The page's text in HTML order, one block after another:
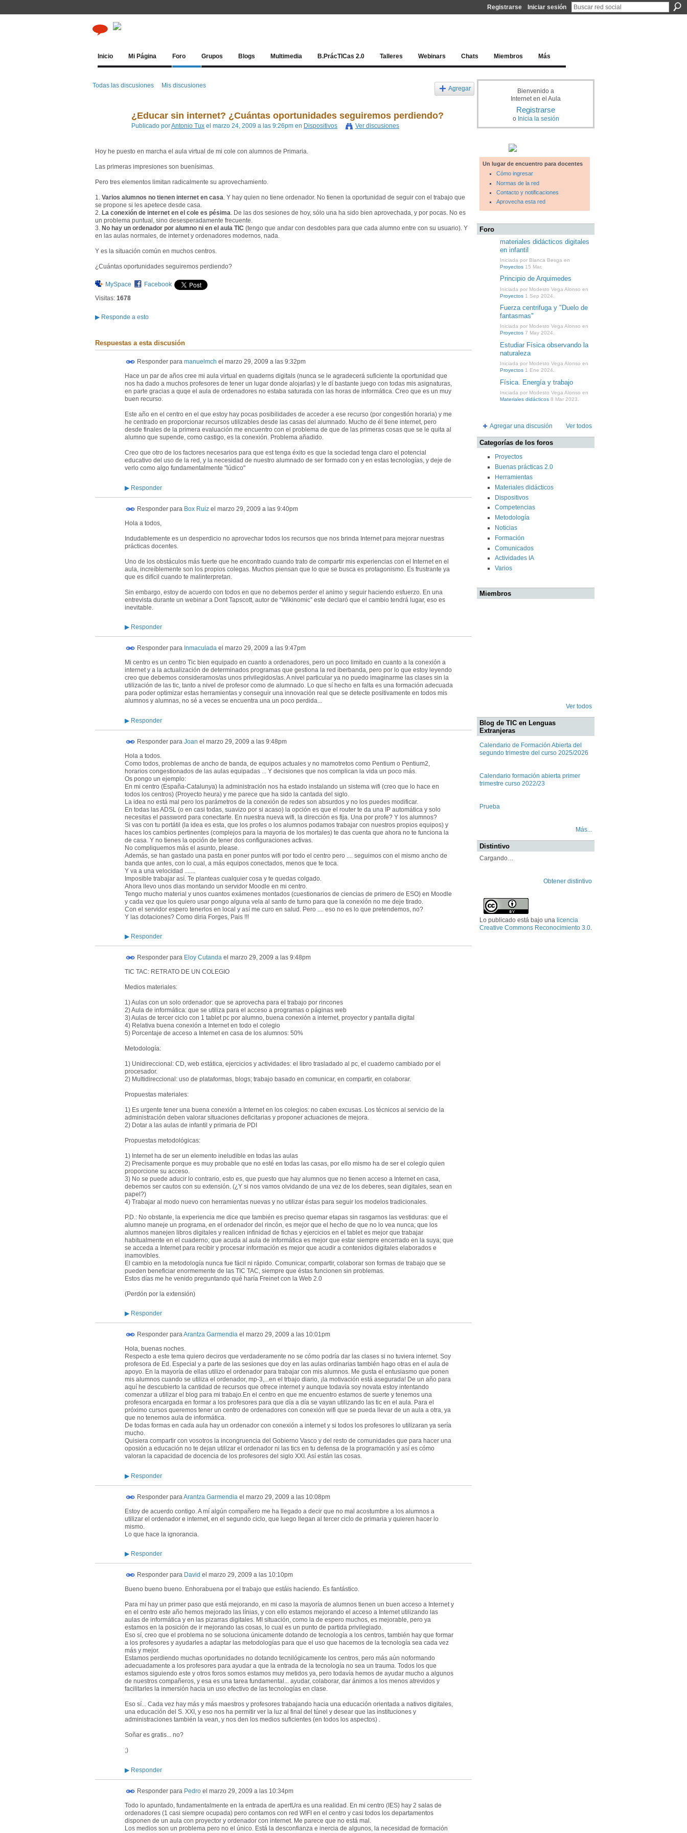
Registrarse Iniciar sesión
Inicio Mi Página Foro Grupos Blogs Multimedia B.PrácTICas 2.0 Talleres Webinars Chats Miembros Más
Todas las discusiones Mis discusiones Agregar
¿Educar sin internet? ¿Cuántas oportunidades seguiremos perdiendo?
Publicado porAntonio Tux el marzo 24, 2009 a las 9:26pm en Dispositivos Ver discusiones
Hoy he puesto en marcha el aula virtual de mi cole con alumnos de Primaria.
Las primeras impresiones son buenísimas.
Pero tres elementos limitan radicalmente su aprovechamiento.
1. Varios alumnos no tienen internet en casa. Y hay quien no tiene ordenador. No tienen la oportunidad de seguir con el trabajo que
se propone si les apetece desde casa.
2. La conexión de internet en el cole es pésima. De las dos sesiones de hoy, sólo una ha sido bien aprovechada, y por pocas. No es
un problema puntual, sino desesperadamente frecuente.
3. No hay un ordenador por alumno ni en el aula TIC (tengo que andar con desdobles para que cada alumno entre con su usuario). Y
en las aulas normales, de internet y ordenadores modernos, nada.
Y es la situación común en muchos centros.
¿Cuántas oportunidades seguiremos perdiendo?
MySpace
Facebook
Visitas: 1678
▶ Responde a esto
Respuestas a esta discusión
Responder para manuelmch el marzo 29, 2009 a las 9:32pm
Hace un par de años cree mi aula virtual en quaderns digitals (nunca se le agradecerá suficiente la oportunidad que
nos ha dado a muchos profesores de tener un lugar donde alojarlas) y le dí bastante juego con todas mis asignaturas,
en parte gracias a quqe el aula de ordenadores no estaba saturada con las horas de informática. Creo que es un muy
buen recurso.
Este año en el centro en el que estoy hay pocas posibilidades de acceder a ese recurso (por congestión horaria) y me
he centrado en proporcionar recursos utilizables desde las casas del alumnado. Mucho de él tiene internet, pero
desde finales de la primera evaluación me encuentro con el problema de que de las primeras cosas que se le quita al
alumno que supende, como castigo, es la conexión. Problema añadido.
Creo que otro de los factores necesarios para que est tenga éxito es que la sociedad tenga claro el potencial
educativo del uso de la red, y la necesidad de nuestro alumnado de ser formado con y en estas tecnologías, y deje de
verlo como algo fundamentalmente "lúdico"
▶ Responder
Responder para Box Ruiz el marzo 29, 2009 a las 9:40pm
Hola a todos,
Indudablemente es un desperdicio no aprovechar todos los recursos que nos brinda Internet para mejorar nuestras
prácticas docentes.
Uno de los obstáculos más fuerte que he encontrado cuando trato de compartir mis experiencias con el Internet en el
aula, increíblemente son los propios colegas. Muchos piensan que lo que se busca es protagonismo. Es frustrante ya
que es difícil cuando te malinterpretan.
Sin embargo, estoy de acuerdo con todos en que no debemos perder el animo y seguir haciendo esfuerzo. En una
entrevista durante un webinar a Dont Tapscott, autor de “Wikinomic” este declaró que el cambio tendrá lugar, eso es
inevitable.
▶ Responder
Responder para Inmaculada el marzo 29, 2009 a las 9:47pm
Mi centro es un centro Tic bien equipado en cuanto a ordenadores, pero un poco limitado en cuanto a la conexión a
internet y a la actualización de determinados programas que gestiona la red iberbanda, pero por lo que estoy leyendo
creo que debemos considerarnos/as unos privilegidos/as. A nivel particular ya no puedo imaginarme las clases sin la
utilización de las tic, tanto a nivel de profesor como de alumnado. Lo que sí hecho en falta es una formación adecuada
para poder optimizar estas herramientas y conseguir una innovación real que se detecte positivamente en todos mis
alumnos y alumnas, no sé a veces se encuentra una un poco perdida...
▶ Responder
Responder para Joan el marzo 29, 2009 a las 9:48pm
Hola a todos.
Como todos, problemas de ancho de banda, de equipos actuales y no mamotretos como Pentium o Pentium2,
horarios congestionados de las aulas equipadas ... Y decisiones que nos complican la vida un poco más.
Os pongo un ejemplo:
En mi centro (España-Catalunya) la administración nos ha estado instalando un sistema wifi (creo que lo hace en
todos los centros) (Proyecto heura) y me parece que ha sido la cantada del siglo.
La idea no está mal pero los parámetros de la conexión de redes son absurdos y no los puedes modificar.
En todas las ADSL (o en casi todas, suavizo por si acaso) la opción es que el router te da una IP automática y solo
necesitas el password para conectarte. En nuestra nueva wifi, la dirección es fija. Una por profe? Y los alumnos?
Si vas con tu portátil (la idea es esta, que los profes o los alumnos podamos trabajar con nuestros propios equipos) y
haces los cambios pertinentes (complejos para la mayoria de los mortales) te das cuenta que ahora no te funciona la
de casa. Y no tienes la opción de tener dos configuraciones activas.
No compliquemos más el asunto, please.
Además, se han gastado una pasta en poner puntos wifi por todo el centro pero .... seguimos con el mismo ancho de
banda que antes, con lo cual, a más equipos conectados, menos que te toca.
Y va a una velocidad .......
Imposible trabajar así. Te planteas cualquier cosa y te quedas colgado.
Ahora llevo unos dias montando un servidor Moodle en mi centro.
Tengo mucho material y unos cuantos exámenes montados (cuestionarios de ciencias de primero de ESO) en Moodle
y cada vez que los quiero usar pongo alguna vela al santo de turno para que la conexión no me deje tirado.
Con el servidor espero tenerlos en local y así me curo en salud. Pero .... eso no es lo que pretendemos, no?
Y las dotaciones? Como diria Forges, Pais !!!
▶ Responder
Responder para Eloy Cutanda el marzo 29, 2009 a las 9:48pm
TIC TAC: RETRATO DE UN COLEGIO
Medios materiales:
1) Aulas con un solo ordenador: que se aprovecha para el trabajo por rincones
2) Aula de informática: que se utiliza para el acceso a programas o páginas web
3) Aulas de tercer ciclo con 1 tablet pc por alumno, buena conexión a internet, proyector y pantalla digital
4) Relativa buena conexión a Internet en todo el colegio
5) Porcentaje de acceso a Internet en casa de los alumnos: 50%
Metodología:
1) Unidireccional: CD, web estática, ejercicios y actividades: el libro trasladado al pc, el cuaderno cambiado por el
procesador.
2) Multidireccional: uso de plataformas, blogs; trabajo basado en comunicar, en compartir, en colaborar.
Propuestas materiales:
1) Es urgente tener una buena conexión a Internet en los colegios: no caben excusas. Los técnicos al servicio de la
administración deben valorar situaciones deficitarias y proponer actuaciones de mejora.
2) Dotar a las aulas de infantil y primaria de PDI
Propuestas metodológicas:
1) Internet ha de ser un elemento ineludible en todas las aulas
2) Precisamente porque es muy probable que no esté en todas las casas, por ello mismo ha de ser el colegio quien
proporcione su acceso.
3) No se puede aducir lo contrario, esto es, que puesto que hay alumnos que no tienen acceso a Internet en casa,
debemos ser cautos con su extensión. (¿Y si nos vamos olvidando de una vez de los deberes, sean digitales, sean en
papel?)
4) Trabajar al modo nuevo con herramientas nuevas y no utilizar éstas para seguir los modelos tradicionales.
P.D.: No obstante, la experiencia me dice que también es preciso quemar etapas sin rasgarnos las vestiduras: que el
alumno maneje un programa, en el ordenador del rincón, es mejor que el hecho de que no lo vea nunca; que los
alumnos manejen libros digitales y realicen infinidad de fichas y ejercicios en el tablet es mejor que trabajar
habitualmente en el cuaderno; que acuda al aula de informática es mejor que estar siempre encerrado en la suya; que
se acceda a Internet para recibir y procesar información es mejor que acudir a contenidos digitales elaborados e
inamovibles.
El cambio en la metodología nunca fue fácil ni rápido. Comunicar, compartir, colaborar son formas de trabajo que se
pueden beneficiar enormemente de las TIC TAC, siempre que éstas funcionen sin problemas.
Estos días me he venido preguntando qué haría Freinet con la Web 2.0
(Perdón por la extensión)
▶ Responder
Responder paraArantza Garmendia el marzo 29, 2009 a las 10:01pm
Hola, buenas noches.
Respecto a este tema quiero deciros que verdaderamente no se cómo podría dar las clases si no tuviera internet. Soy
profesora de Ed. Especial y a parte de las sesiones que doy en las aulas ordinarias también hago otras en el aula de
apoyo. En la mayoría de ellas utilizo el ordenador para trabajar con mis alumnos. Me gusta el entusiasmo que ponen
mis alumnos cuando se utiliza el ordenador, mp-3,...en el trbajo diario, ¡la motivación está asegurada! De un año para
aquí he descubierto la cantidad de recursos que ofrece internet y aunque todavía soy novata estoy intentando
comenzar a utilizar el blog para mi trabajo.En el centro en que me encuentro estamos de suerte y tenemos una
profesora encargada en formar a los profesores para que día a día se vayan utilizando las tic en el aula. Para el
próximo cursos queremos tener un centro de ordenadores con conexión wifi que se pueda llevar de un aula a otra, ya
que no tenemos aula de informática.
De todas formas en cada aula hay un ordenador con conexión a internet y si todos los profesores lo utilizaran ya sería
mucho.
Quisiera compartir con vosotros la incongruencia del Gobierno Vasco y del resto de comunidades que para hacer una
oposión a educación no te dejan utilizar el ordenador ni las tics en tu defensa de la programación y así es cómo
valoran la capacidad de docencia de los profesores del siglo XXI. Así están las cosas.
▶ Responder
Responder para Arantza Garmendia el marzo 29, 2009 a las 10:08pm
Estoy de acuerdo contigo. A mí algún compañero me ha llegado a decir que no mal acostumbre a los alumnos a
utilizar el ordenador e internet, en el segundo ciclo, que luego llegan al tercer ciclo de primaria y quieren hacer lo
mismo.
Lo que hace la ignorancia.
▶ Responder
Responder para David el marzo 29, 2009 a las 10:10pm
Bueno bueno bueno. Enhorabuena por el trabajo que estáis haciendo. Es fantástico.
Para mí hay un primer paso que está mejorando, en mi caso la mayoría de alumnos tienen un buen acceso a Internet y
en el centro este año hemos mejorado las línias, y con ello estamos mejorando el acceso a Internet utilizando las
aulas de informática y en las pizarras digitales. MI situación, como la de espero muchos, es mejorable, pero ya
estamos en la posición de ir mejorando las cosas, lo cual es un punto de partida privilegiado.
Eso sí, creo que el problema no se soluciona únicamente dotando de tecnología a los centros, también hay que formar
a los profesores y ayudarles a adaptar las metodologías para que el uso que hacemos de la tecnología sea cada vez
más y mejor.
Estamos perdiendo muchas oportunidades no dotando tecnilógicamente los centros, pero más aún noformando
adecuadamente a los profesores para ayudar a que la entrada de la tecnología no sea un trauma. Todos los que
estamos siguiendo este y otros foros somos estamos muy metidos ya, pero todavía hemos de ayudar mucho a algunos
de nuestros compañeros, y esa es una tarea fundamental... ayudar, colaborar, dar ánimos a los menos atrevidos y
facilitarles la inmersión hacia un uso efectivo de las tecnologías en clase.
Eso sí... Cada vez hay más y más maestros y profesores trabajando hacia una educación orientada a nativos digitales,
una educación del S. XXI, y eso nos ha permitir ver la luz al final del túnel y desear que las instituciones y
administraciones también la vean, y nos den los medios suficientes (en todos los aspectos) .
Soñar es gratis... no?
;)
▶ Responder
Responder para Pedro el marzo 29, 2009 a las 10:34pm
Todo lo apuntado, fundamentalmente en la entrada de apertUra es una realidad. En mi centro (IES) hay 2 salas de
ordenadores (1 casi siempre ocupada) pero contamos con red WIFI en el centro y casi todos los departamentos
disponen de un aula con proyector y ordenador con internet. Me parece que no está mal.
Los medios son un problema pero no el único. Está la desconfianza e inercia de algunos, la necesidad de formación
Bienvenido a
Internet en el Aula
Registrarse
o Inicia la sesión
Un lugar de encuentro para docentes
Cómo ingresar
Normas de la red
Contacto y notificaciones
Aprovecha esta red
Foro
materiales didácticos digitales
en infantil
Iniciada por Blanca Besga en
Proyectos 15 Mar.
Principio de Arquimedes
Iniciada por Modesto Vega Alonso en
Proyectos 1 Sep 2024.
Fuerza centrifuga y "Duelo de
fantasmas"
Iniciada por Modesto Vega Alonso en
Proyectos 7 May 2024.
Estudiar Física observando la
naturaleza
Iniciada por Modesto Vega Alonso en
Proyectos 1 Ene 2024.
Física. Energía y trabajo
Iniciada por Modesto Vega Alonso en
Materiales didácticos 8 Mar 2023.
Agregar una discusión Ver todos
Categorías de los foros
Proyectos
Buenas prácticas 2.0
Herramientas
Materiales didácticos
Dispositivos
Competencias
Metodología
Noticias
Formación
Comunicados
Actividades IA
Varios
Miembros
Ver todos
Blog de TIC en Lenguas
Extranjeras
Calendario de Formación Abierta del
segundo trimestre del curso 2025/2026
Calendario formación abierta primer
trimestre curso 2022/23
Prueba
Más...
Distintivo
Cargando…
Obtener distintivo
Lo publicado está bajo una licencia
Creative Commons Reconocimiento 3.0.